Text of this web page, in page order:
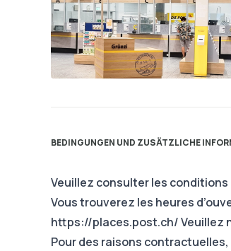
BEDINGUNGEN UND ZUSÄTZLICHE
Veuillez consulter les
Vous trouverez les heures
https://places.post.ch/Veuillez
Pour des raisons